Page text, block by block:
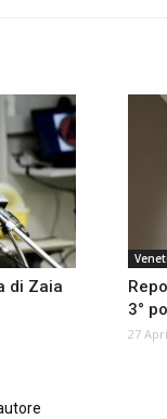
di Zaia
3°
27